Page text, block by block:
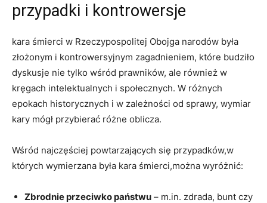
przypadki i kontrowersje
kara śmierci w Rzeczypospolitej Obojga narodów była
złożonym i kontrowersyjnym zagadnieniem, które budziło
dyskusje nie tylko wśród prawników, ale również w
kręgach intelektualnych i społecznych. W różnych
epokach historycznych i w zależności od sprawy, wymiar
kary mógł przybierać różne oblicza.
Wśród najczęściej powtarzających się przypadków,w
których wymierzana była kara śmierci,można wyróżnić:
Zbrodnie przeciwko państwu – m.in. zdrada, bunt czy